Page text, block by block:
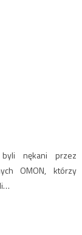
nękani przez
OMON, którzy